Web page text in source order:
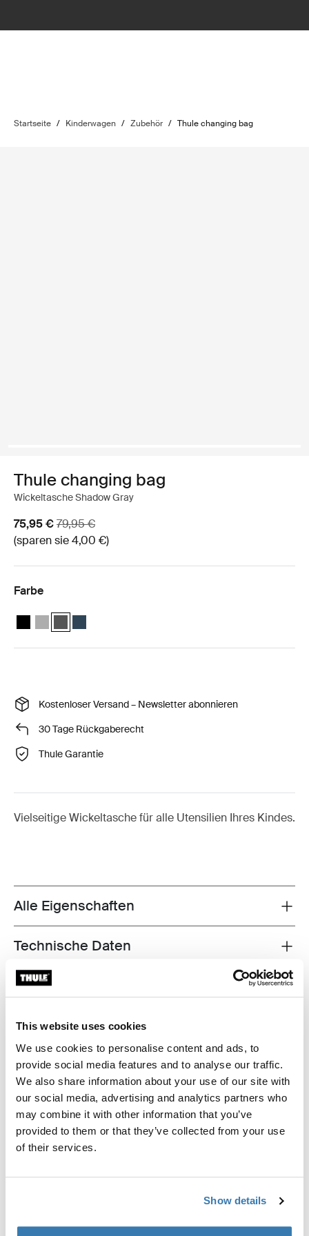
This website uses cookies
We use cookies to personalise content and ads, to
provide social media features and to analyse our traffic.
We also share information about your use of our site with
our social media, advertising and analytics partners who
may combine it with other information that you’ve
provided to them or that they’ve collected from your use
of their services.
Show details
Startseite / Kinderwagen / Zubehör / Thule changing bag
Thule changing bag
Wickeltasche Shadow Gray
Aktionspreis
75,95 €Originalpreis
79,95 €
(sparen sie 4,00 €)
Farbe
Thule changing bag Mitternachtsschwarz
Thule changing bag Gray Melange
Thule changing bag Shadow Gray (selected)
Thule changing bag Navy Blue
Kostenloser Versand – Newsletter abonnieren
30 Tage Rückgaberecht
Thule Garantie
Vielseitige Wickeltasche für alle Utensilien Ihres Kindes.
Toggle features
Alle Eigenschaften
Toggle techspec
Technische Daten
Toggle guides and instructions
Anleitung
Toggle overview
Bewertungen
Herstellungsinformationen
Eingetragenes Warenzeichen: Thule Schweden AB
Name des Herstellers: Thule Schweden
Adresse des Herstellers: Borggatan 5,
335 73 Hillerstorp, Sweden